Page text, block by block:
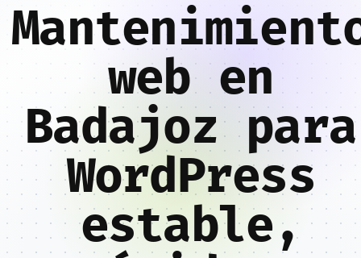
web en
Badajoz para
WordPress
estable,